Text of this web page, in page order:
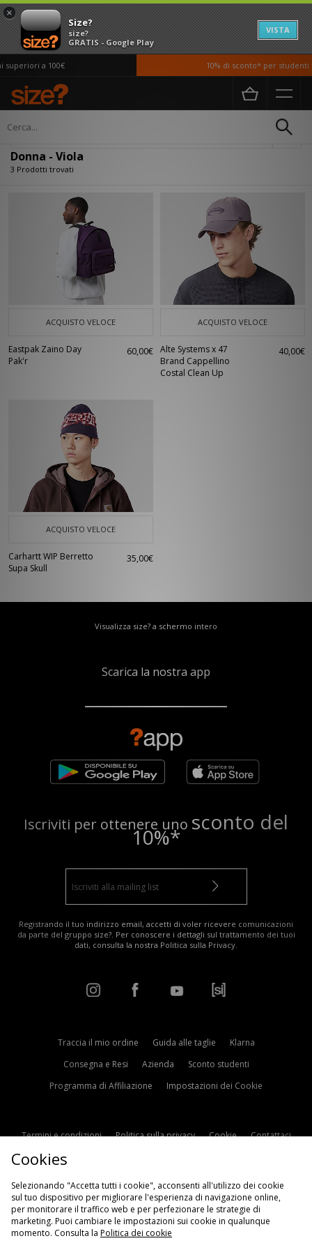
×
Size?
size?
GRATIS - Google Play
VISTA
a 100€ 10% di sconto* per studenti
Home Donna
Donna - Viola
3 Prodotti trovati
ACQUISTO VELOCE
Eastpak Zaino Day
Pak'r
60,00€
ACQUISTO VELOCE
Alte Systems x 47
Brand Cappellino
Costal Clean Up
40,00€
ACQUISTO VELOCE
Carhartt WIP Berretto
Supa Skull
35,00€
Visualizza size? a schermo intero
Scarica la nostra app
Iscriviti per ottenere uno sconto del
10%*
Registrando il tuo indirizzo email, accetti di voler ricevere comunicazioni
da parte del gruppo size?. Per conoscere i dettagli sul trattamento dei tuoi
dati, consulta la nostra Politica sulla Privacy.
Traccia il mio ordine Guida alle taglie
Klarna
Consegna e Resi
Azienda
Sconto studenti
Programma di Affiliazione
Impostazioni dei Cookie
Termini e condizioni Politica sulla privacy Cookie
Contattaci
Cookies
Selezionando "Accetta tutti i cookie", acconsenti all'utilizzo dei cookie
sul tuo dispositivo per migliorare l'esperienza di navigazione online,
per monitorare il traffico web e per perfezionare le strategie di
marketing. Puoi cambiare le impostazioni sui cookie in qualunque
momento. Consulta la Politica dei cookie